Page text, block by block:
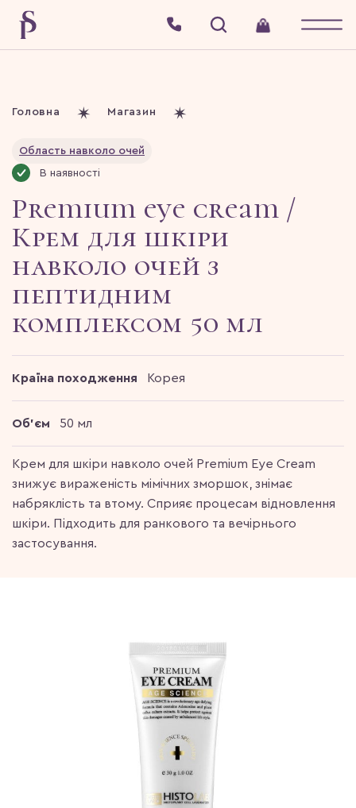
Головна Магазин
Область навколо очей
В наявності
Premium eye cream /
Крем для шкіри
навколо очей з
пептидним
комплексом 50 мл
Країна походження Корея
Об'єм 50 мл
Крем для шкіри навколо очей Premium Eye Cream
знижує вираженість мімічних зморшок, знімає
набряклість та втому. Сприяє процесам відновлення
шкіри. Підходить для ранкового та вечірнього
застосування.